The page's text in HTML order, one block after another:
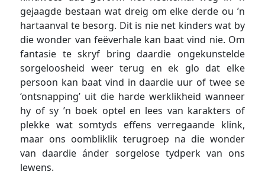
gejaagde bestaan wat dreig om elke derde ou ’n
hartaanval te besorg. Dit is nie net kinders wat by
die wonder van feëverhale kan baat vind nie. Om
fantasie te skryf bring daardie ongekunstelde
sorgeloosheid weer terug en ek glo dat elke
persoon kan baat vind in daardie uur of twee se
‘ontsnapping’ uit die harde werklikheid wanneer
hy of sy ’n boek optel en lees van karakters of
plekke wat somtyds effens verregaande klink,
maar ons oombliklik terugroep na die wonder
van daardie ánder sorgelose tydperk van ons
lewens.